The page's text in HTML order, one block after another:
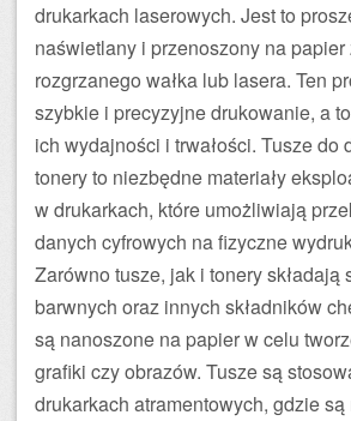
drukarkach laserowych. Jest to
naświetlany i przenoszony na
rozgrzanego wałka lub lasera. Ten
szybkie i precyzyjne drukowanie, a
ich wydajności i trwałości. Tusze do
tonery to niezbędne materiały
w drukarkach, które umożliwiają
danych cyfrowych na fizyczne
Zarówno tusze, jak i tonery składają
barwnych oraz innych składników
są nanoszone na papier w celu
grafiki czy obrazów. Tusze są
drukarkach atramentowych, gdzie